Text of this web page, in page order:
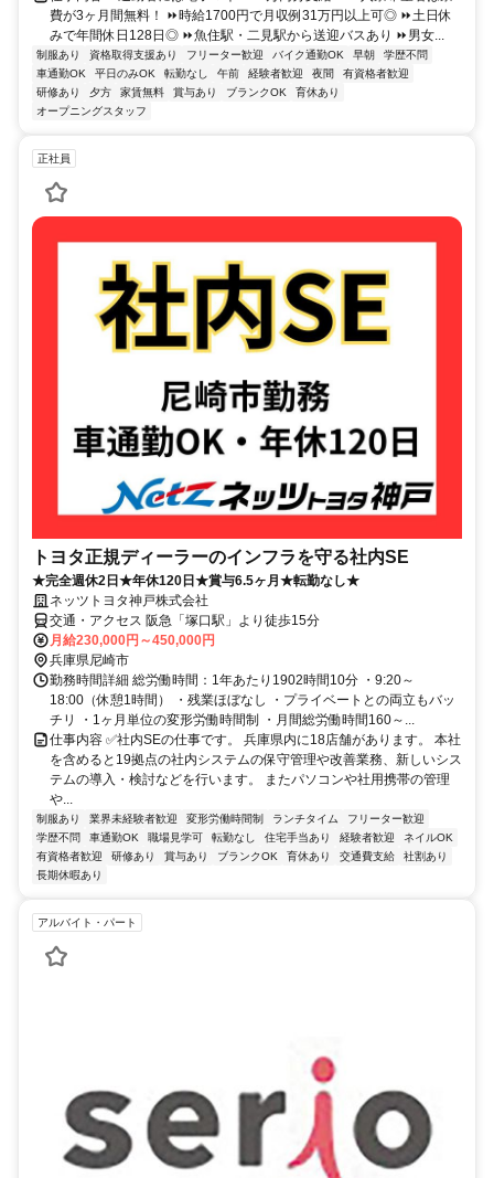
費が3ヶ月間無料！ ⏩時給1700円で月収例31万円以上可◎ ⏩土日休
みで年間休日128日◎ ⏩魚住駅・二見駅から送迎バスあり ⏩男女...
制服あり 資格取得支援あり フリーター歓迎 バイク通勤OK 早朝
学歴不問
車通勤OK
平日のみOK 転勤なし 午前 経験者歓迎 夜間
有資格者歓迎
研修あり
夕方 家賃無料 賞与あり ブランクOK
育休あり
オープニングスタッフ
正社員
トヨタ正規ディーラーのインフラを守る社内SE
★完全週休2日★年休120日★賞与6.5ヶ月★転勤なし★
ネッツトヨタ神戸株式会社
交通・アクセス 阪急「塚口駅」より徒歩15分
月給230,000円～450,000円
兵庫県尼崎市
勤務時間詳細 総労働時間：1年あたり1902時間10分 ・9:20～
18:00（休憩1時間） ・残業ほぼなし ・プライベートとの両立もバッ
チリ ・1ヶ月単位の変形労働時間制 ・月間総労働時間160～...
仕事内容 ✅社内SEの仕事です。 兵庫県内に18店舗があります。 本社
を含めると19拠点の社内システムの保守管理や改善業務、新しいシス
テムの導入・検討などを行います。 またパソコンや社用携帯の管理
や...
制服あり 業界未経験者歓迎 変形労働時間制 ランチタイム
フリーター歓迎
学歴不問
車通勤OK 職場見学可 転勤なし 住宅手当あり 経験者歓迎
ネイルOK
有資格者歓迎
研修あり 賞与あり ブランクOK 育休あり 交通費支給
社割あり
長期休暇あり
アルバイト・パート